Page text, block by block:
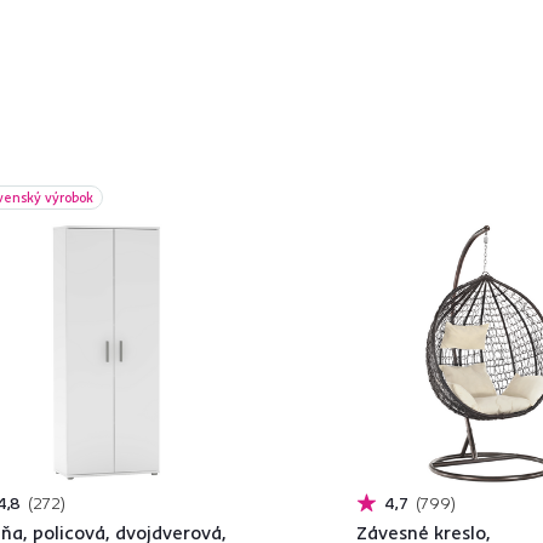
výrobok
272
policová, dvojdverová,
4,7 799
Závesné kreslo,